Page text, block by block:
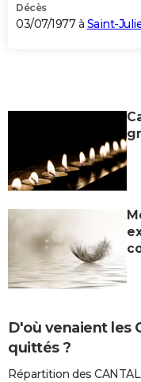
Décès
03/07/1977 à Saint-
D'où venaient les
quittés ?
Répartition des